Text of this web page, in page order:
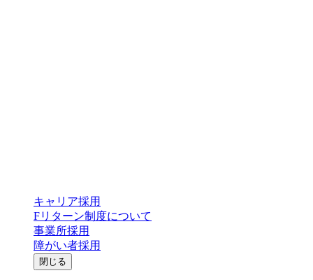
キャリア採用
Fリターン制度について
事業所採用
障がい者採用
閉じる